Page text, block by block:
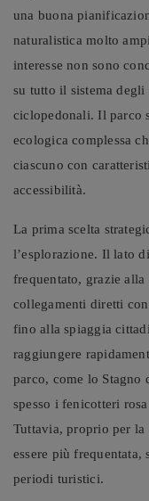
una buona
naturalistica molto
interesse non sono
su tutto il sistema
ciclopedonali. Il parco
ecologica complessa
ciascuno con
accessibilità.
La prima scelta
l’esplorazione. Il lato
frequentato, grazie
collegamenti diretti
fino alla spiaggia
raggiungere
parco, come lo Stagno
spesso i fenicotteri
Tuttavia, proprio per la
essere più frequentata,
periodi turistici.